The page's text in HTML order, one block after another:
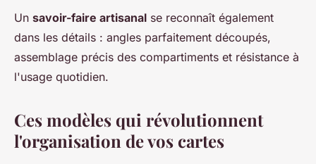
Un savoir-faire artisanal se reconnaît également
dans les détails : angles parfaitement découpés,
assemblage précis des compartiments et résistance à
l'usage quotidien.
Ces modèles qui révolutionnent
l'organisation de vos cartes